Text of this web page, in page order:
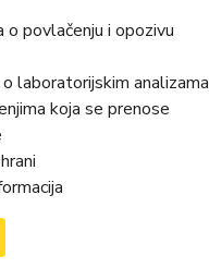
o povlačenju i opozivu
laboratorijskim analizama
koja se prenose